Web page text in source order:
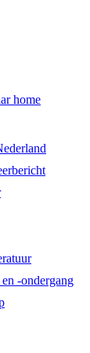
home
-ondergang